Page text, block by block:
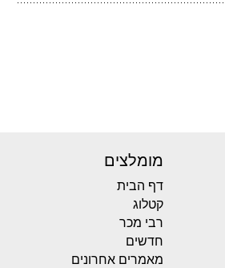
מומלצים
דף הבית
קטלוג
רבי מכר
חדשים
מאמרים אחרונים